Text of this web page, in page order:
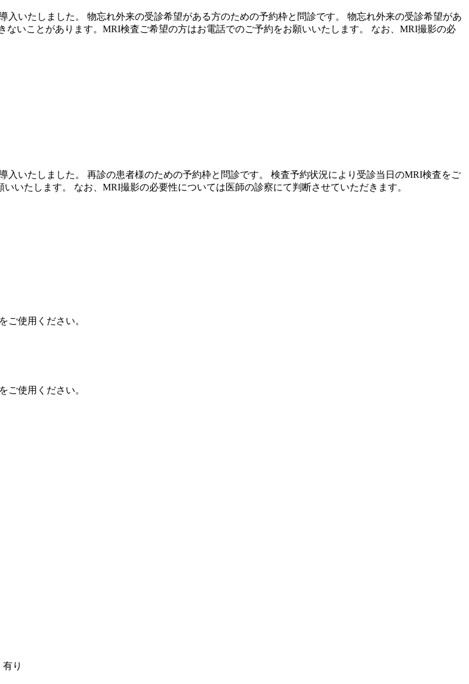
いたしました。 物忘れ外来の受診希望がある方のための予約枠と問診です。 物忘れ外来の受診希望があ
いことがあります。MRI検査ご希望の方はお電話でのご予約をお願いいたします。 なお、MRI撮影の必
いたしました。 再診の患者様のための予約枠と問診です。 検査予約状況により受診当日のMRI検査をご
いたします。 なお、MRI撮影の必要性については医師の診察にて判断させていただきます。
ご使用ください。
ご使用ください。
り